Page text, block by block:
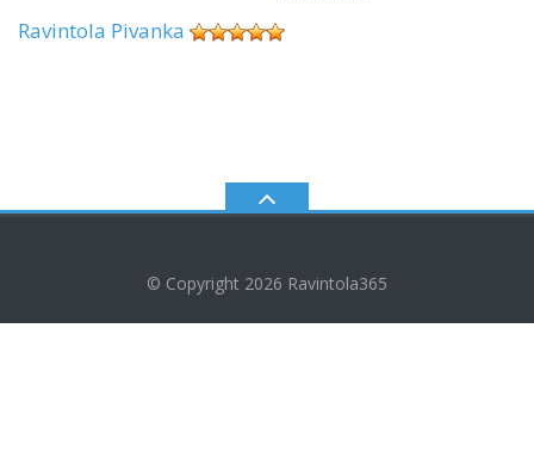
Ravintola Pivanka
© Copyright 2026 Ravintola365